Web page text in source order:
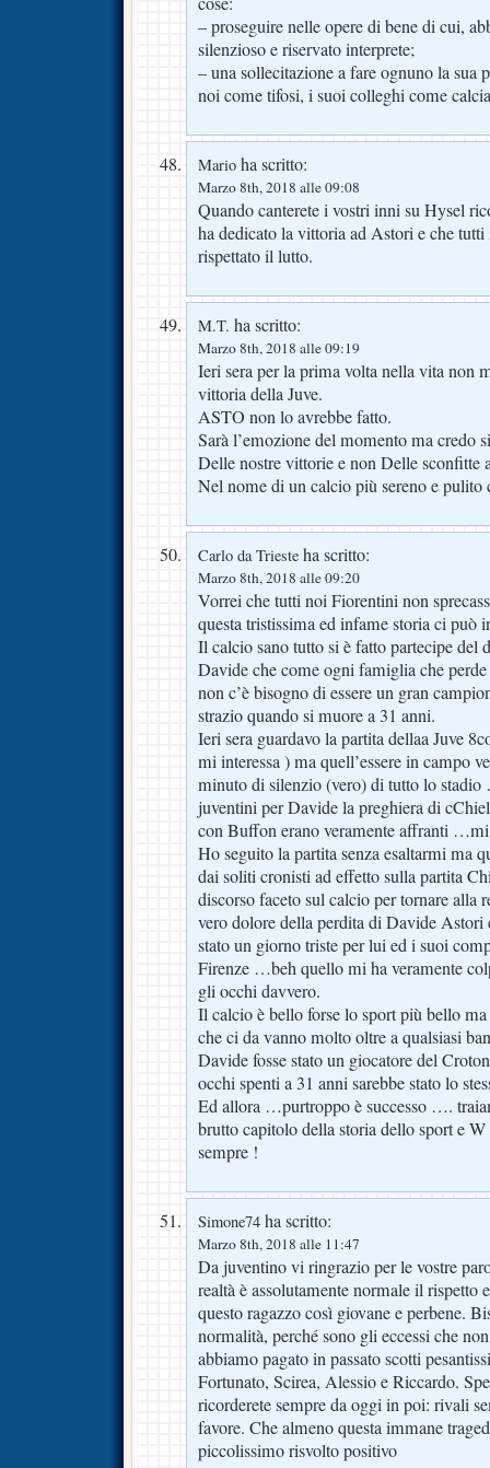
– proseguire nelle opere di bene di cui,
silenzioso e riservato interprete;
– una sollecitazione a fare ognuno la sua
noi come tifosi, i suoi colleghi come
Mario ha scritto:
Marzo 8th, 2018 alle 09:08
Quando canterete i vostri inni su Hysel
ha dedicato la vittoria ad Astori e che
rispettato il lutto.
M.T. ha scritto:
Marzo 8th, 2018 alle 09:19
Ieri sera per la prima volta nella vita non
vittoria della Juve.
ASTO non lo avrebbe fatto.
Sarà l’emozione del momento ma credo
Delle nostre vittorie e non Delle sconfitte
Nel nome di un calcio più sereno e pulito
Carlo da Trieste ha scritto:
Marzo 8th, 2018 alle 09:20
Vorrei che tutti noi Fiorentini non
questa tristissima ed infame storia ci può
Il calcio sano tutto si è fatto partecipe del
Davide che come ogni famiglia che
non c’è bisogno di essere un gran
strazio quando si muore a 31 anni.
Ieri sera guardavo la partita dellaa Juve
mi interessa ) ma quell’essere in campo
minuto di silenzio (vero) di tutto lo
juventini per Davide la preghiera di
con Buffon erano veramente affranti
Ho seguito la partita senza esaltarmi ma
dai soliti cronisti ad effetto sulla partita
discorso faceto sul calcio per tornare alla
vero dolore della perdita di Davide Astori
stato un giorno triste per lui ed i suoi
Firenze …beh quello mi ha veramente
gli occhi davvero.
Il calcio è bello forse lo sport più bello
che ci da vanno molto oltre a qualsiasi
Davide fosse stato un giocatore del
occhi spenti a 31 anni sarebbe stato lo
Ed allora …purtroppo è successo ….
brutto capitolo della storia dello sport e
sempre !
Simone74 ha scritto:
Marzo 8th, 2018 alle 11:47
Da juventino vi ringrazio per le vostre
realtà è assolutamente normale il rispetto
questo ragazzo così giovane e perbene.
normalità, perché sono gli eccessi che
abbiamo pagato in passato scotti
Fortunato, Scirea, Alessio e Riccardo.
ricorderete sempre da oggi in poi: rivali
favore. Che almeno questa immane
piccolissimo risvolto positivo